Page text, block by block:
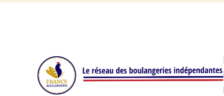
Offres d’emploi
Je suis fournisseur